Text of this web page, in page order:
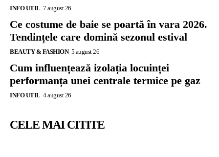
INFO UTIL 7 august 26
Ce costume de baie se poartă în vara 2026.
Tendințele care domină sezonul estival
BEAUTY & FASHION 5 august 26
Cum influențează izolația locuinței
performanța unei centrale termice pe gaz
INFO UTIL 4 august 26
CELE MAI CITITE